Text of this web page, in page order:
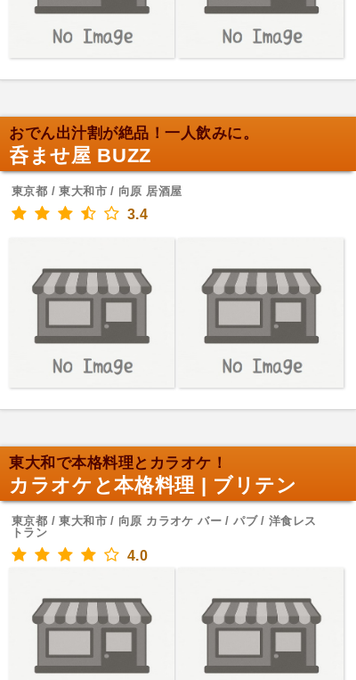
おでん出汁割が絶品！一人飲みに。
呑ませ屋 BUZZ
東京都 / 東大和市 / 向原 居酒屋
3.4
東大和で本格料理とカラオケ！
カラオケと本格料理 | ブリテン
東京都 / 東大和市 / 向原 カラオケ バー / パブ / 洋食レス
トラン
4.0